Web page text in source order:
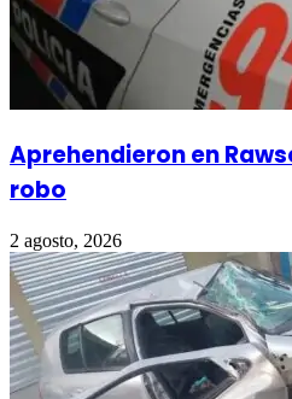
Aprehendieron en
robo
2 agosto, 2026